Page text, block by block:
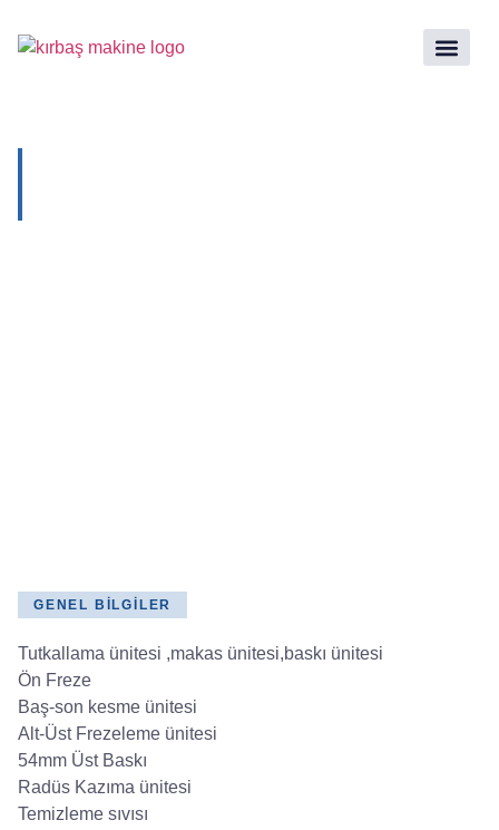
GENEL BILGILER
Tutkallama ünitesi ,makas ünitesi,baskı ünitesi
Ön Freze
Baş-son kesme ünitesi
Alt-Üst Frezeleme ünitesi
54mm Üst Baskı
Radüs Kazıma ünitesi
Temizleme sıvısı